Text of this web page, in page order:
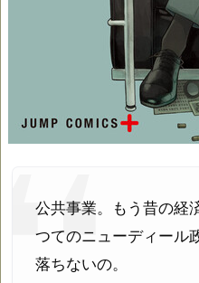
公共事業。もう昔の経
つてのニューディール
落ちないの。